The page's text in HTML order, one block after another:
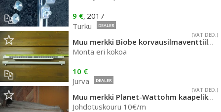
9 €, 2017
Turku
DEALER
(VAT DED.)
Muu merkki Biobe korvausilmaventtiilejä
Monta eri kokoa
10 €
Jurva
DEALER
(VAT DED.)
Muu merkki Planet-Wattohm kaapelikouru
Johdotuskouru 10€/m